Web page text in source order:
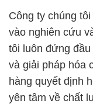
hàng quyết định
yên tâm về chất
mang lại.
Chúng tôi cam
mức cao nhất và
chuẩn an toàn